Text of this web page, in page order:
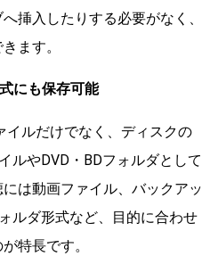
挿入したりする必要がなく、
ます。
にも保存可能
イルだけでなく、ディスクの
ルやDVD・BDフォルダとして
は動画ファイル、バックアッ
ルダ形式など、目的に合わせ
特長です。